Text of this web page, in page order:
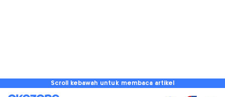
Scroll kebawah untuk membaca artikel